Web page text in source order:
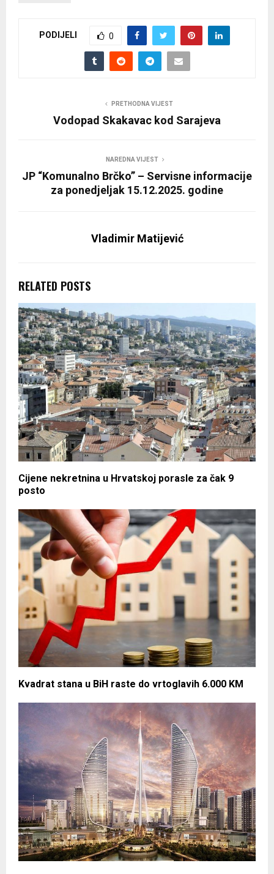
PODIJELI 0
PRETHODNA VIJEST
Vodopad Skakavac kod Sarajeva
NAREDNA VIJEST
JP “Komunalno Brčko” – Servisne informacije
za ponedjeljak 15.12.2025. godine
Vladimir Matijević
RELATED POSTS
Cijene nekretnina u Hrvatskoj porasle za čak 9
posto
Kvadrat stana u BiH raste do vrtoglavih 6.000 KM